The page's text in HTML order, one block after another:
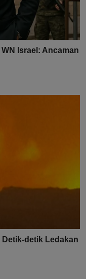
Israel: Ancaman
detik Ledakan